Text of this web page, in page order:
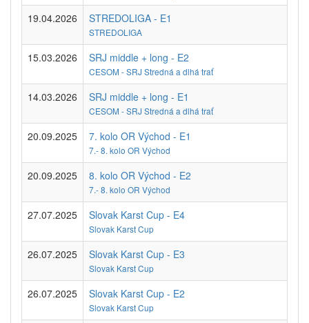
19.04.2026 STREDOLIGA - E1
STREDOLIGA
15.03.2026 SRJ middle + long - E2
CESOM - SRJ Stredná a dlhá trať
14.03.2026 SRJ middle + long - E1
CESOM - SRJ Stredná a dlhá trať
20.09.2025 7. kolo OR Východ - E1
7.- 8. kolo OR Východ
20.09.2025 8. kolo OR Východ - E2
7.- 8. kolo OR Východ
27.07.2025 Slovak Karst Cup - E4
Slovak Karst Cup
26.07.2025 Slovak Karst Cup - E3
Slovak Karst Cup
26.07.2025 Slovak Karst Cup - E2
Slovak Karst Cup